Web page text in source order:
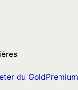
du GoldPremium